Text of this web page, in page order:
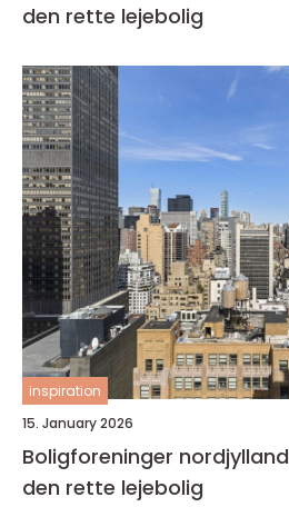
den rette lejebolig
inspiration
15. January 2026
Boligforeninger nordjylland sådan finder du
den rette lejebolig